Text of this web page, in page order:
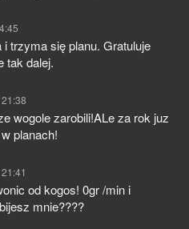
trzyma się planu. Gratuluje
tak dalej.
wogole zarobili!ALe za rok juz
planach!
od kogos! 0gr /min i
mnie????